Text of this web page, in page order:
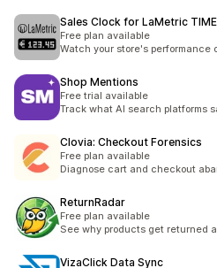
Sales Clock for LaMetric TIME
Free plan available
Watch your store's performance
Shop Mentions
Free trial available
Track what AI search platforms
Clovia: Checkout Forensics
Free plan available
Diagnose cart and checkout
ReturnRadar
Free plan available
See why products get returned
VizaClick Data Sync